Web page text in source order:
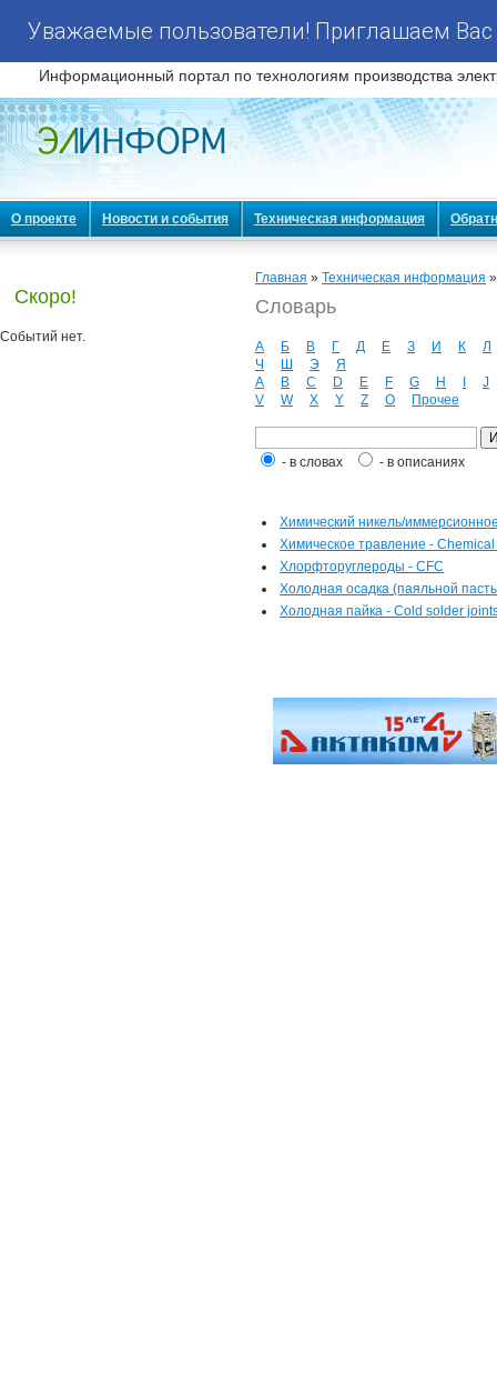
Уважаемые пользователи! Приглашаем
Информационный портал по технологиям производства
О проекте Новости и события Техническая информация
Скоро!
Событий нет.
Главная » Техническая информация
Словарь
А Б В Г Д Е З И К
Л
Ч
Ш Э
Я
A
B C D E F G H
J
V
W X Y Z О Прочее
- в словах - в описаниях
Химический никель/
Химическое травление -
Хлорфторуглероды - CFC
Холодная осадка (паяльной
Холодная пайка - Cold solder